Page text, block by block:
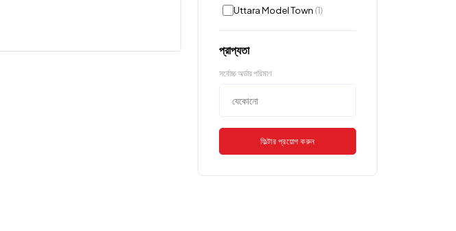
Uttara Model Town (1)
প্রাপ্যতা
সর্বোচ্চ অর্ডার পরিমাণ
ফিল্টার প্রয়োগ করুন